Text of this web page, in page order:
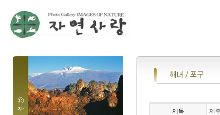
제목 제